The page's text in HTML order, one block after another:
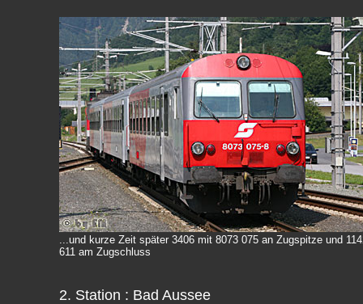
...und kurze Zeit später 3406 mit 8073 075 an Zugspitze und
611 am Zugschluss
2. Station : Bad Aussee